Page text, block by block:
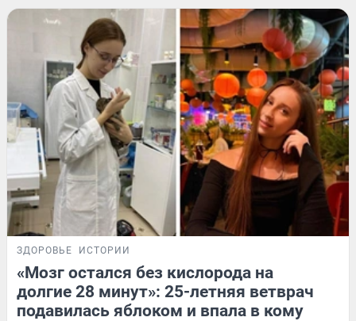
ЗДОРОВЬЕ ИСТОРИИ
«Мозг остался без кислорода на
долгие 28 минут»: 25-летняя ветврач
подавилась яблоком и впала в кому